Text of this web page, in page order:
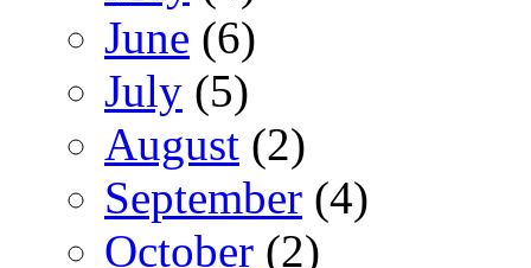
June (6)
July (5)
August (2)
September (4)
October (2)